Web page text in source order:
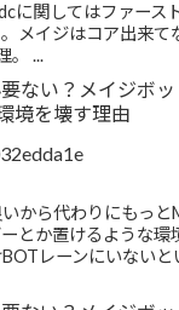
に関してはファース
メイジはコア出来て
。 ...
ない？メイジボ
境を壊す理由
から代わりにもっ
とか置けるような環
レーンにいない